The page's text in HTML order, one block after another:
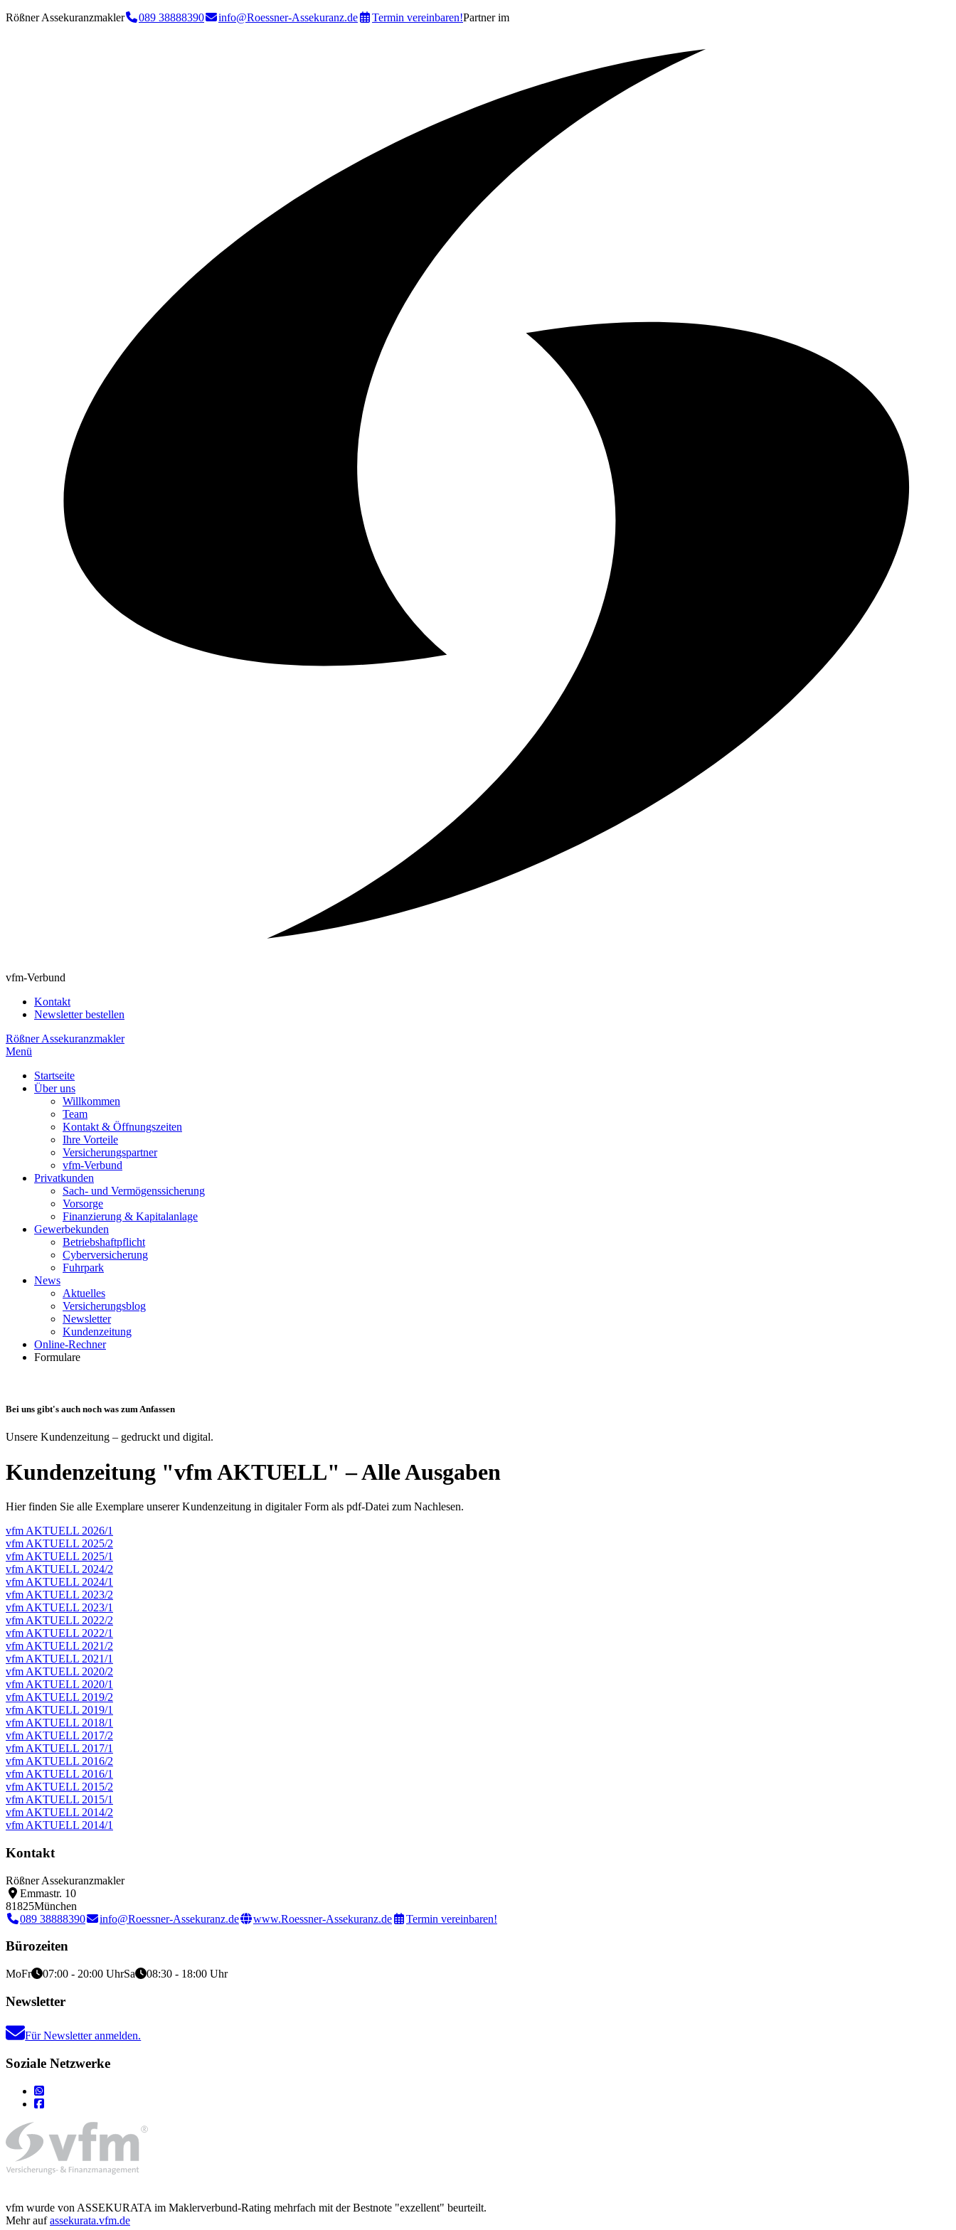
Rößner Assekuranzmakler 089 38888390 info@Roessner-Assekuranz.de Termin vereinbaren!Partner im
vfm-Verbund
Kontakt
Newsletter bestellen
Rößner Assekuranzmakler
Menü
Startseite
Über uns
Willkommen
Team
Kontakt & Öffnungszeiten
Ihre Vorteile
Versicherungspartner
vfm-Verbund
Privatkunden
Sach- und Vermögenssicherung
Vorsorge
Finanzierung & Kapitalanlage
Gewerbekunden
Betriebshaftpflicht
Cyberversicherung
Fuhrpark
News
Aktuelles
Versicherungsblog
Newsletter
Kundenzeitung
Online-Rechner
Formulare
Bei uns gibt's auch noch was zum Anfassen
Unsere Kundenzeitung – gedruckt und digital.
Kundenzeitung "vfm AKTUELL" – Alle Ausgaben
Hier finden Sie alle Exemplare unserer Kundenzeitung in digitaler Form als pdf-Datei zum Nachlesen.
vfm AKTUELL 2026/1
vfm AKTUELL 2025/2
vfm AKTUELL 2025/1
vfm AKTUELL 2024/2
vfm AKTUELL 2024/1
vfm AKTUELL 2023/2
vfm AKTUELL 2023/1
vfm AKTUELL 2022/2
vfm AKTUELL 2022/1
vfm AKTUELL 2021/2
vfm AKTUELL 2021/1
vfm AKTUELL 2020/2
vfm AKTUELL 2020/1
vfm AKTUELL 2019/2
vfm AKTUELL 2019/1
vfm AKTUELL 2018/1
vfm AKTUELL 2017/2
vfm AKTUELL 2017/1
vfm AKTUELL 2016/2
vfm AKTUELL 2016/1
vfm AKTUELL 2015/2
vfm AKTUELL 2015/1
vfm AKTUELL 2014/2
vfm AKTUELL 2014/1
Kontakt
Rößner Assekuranzmakler
Emmastr. 10
81825München
089 38888390
info@Roessner-Assekuranz.de www.Roessner-Assekuranz.de Termin vereinbaren!
Bürozeiten
MoFr 07:00 - 20:00 UhrSa 08:30 - 18:00 Uhr
Newsletter
Für Newsletter anmelden.
Soziale Netzwerke
vfm wurde von ASSEKURATA im Maklerverbund-Rating mehrfach mit der Bestnote "exzellent" beurteilt.
Mehr aufassekurata.vfm.de